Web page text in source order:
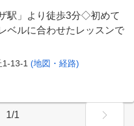
駅」より徒歩3分◇初めて
ベルに合わせたレッスンで
13-1 (地図・経路)
1/1